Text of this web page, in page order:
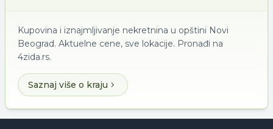
Kupovina i iznajmljivanje nekretnina u opštini Novi
Beograd. Aktuelne cene, sve lokacije. Pronađi na
4zida.rs.
Saznaj više o kraju